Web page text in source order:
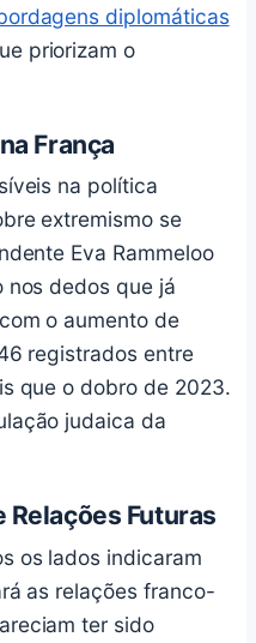
diplomáticas
priorizam o
França
na política
extremismo se
Eva Rammeloo
nos dedos que já
o aumento de
registrados entre
que o dobro de 2023.
judaica da
Relações Futuras
os lados indicaram
as relações franco-
ter sido